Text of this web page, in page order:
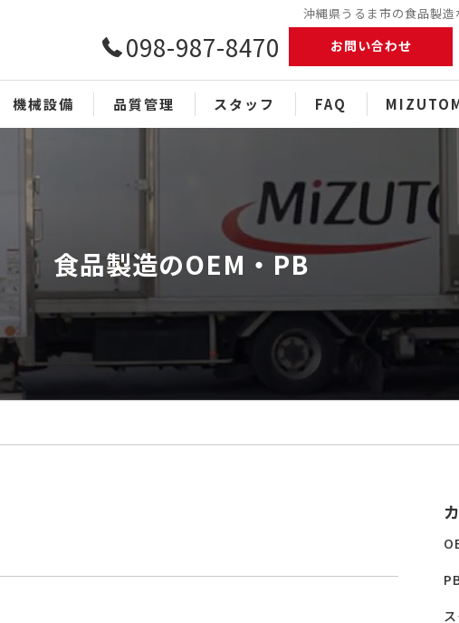
沖縄県うるま市の食品製
098-987-8470 お問い合わせ
機械設備 品質管理 スタッフ FAQ
未経験者
経験者
スタッフ
ぬれアンダ
食品製造のOEM・PB